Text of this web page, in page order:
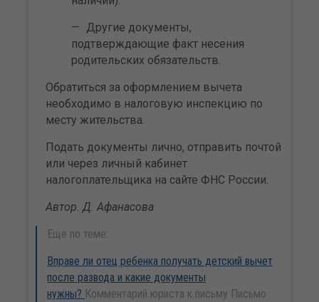
Другие документы,
подтверждающие факт несения
родительских обязательств.
Обратиться за оформлением вычета
необходимо в налоговую инспекцию по
месту жительства.
Подать документы лично, отправить почтой
или через личный кабинет
налогоплательщика на сайте ФНС России.
Автор. Д. Афанасова
Еще по теме:
Вправе ли отец ребенка получать детский вычет
после развода и какие документы
нужны? Комментарий юриста к письму Письмо